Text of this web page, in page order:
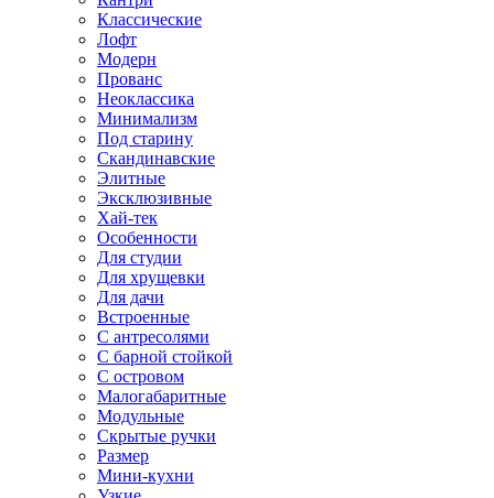
Классические
Лофт
Модерн
Прованс
Неоклассика
Минимализм
Под старину
Скандинавские
Элитные
Эксклюзивные
Хай-тек
Особенности
Для студии
Для хрущевки
Для дачи
Встроенные
С антресолями
С барной стойкой
С островом
Малогабаритные
Модульные
Скрытые ручки
Размер
Мини-кухни